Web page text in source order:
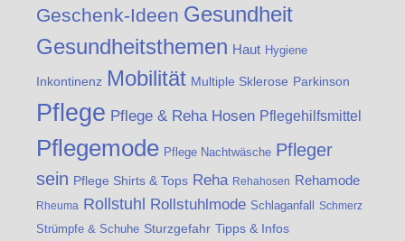
Geschenk-Ideen Gesundheit
Gesundheitsthemen Haut Hygiene
Inkontinenz Mobilität Multiple Sklerose Parkinson
Pflege Pflege & Reha Hosen Pflegehilfsmittel
Pflegemode Pflege Nachtwäsche Pfleger
sein Pflege Shirts & Tops Reha Rehahosen Rehamode
Rheuma Rollstuhl Rollstuhlmode Schlaganfall Schmerz
Strümpfe & Schuhe Sturzgefahr Tipps & Infos